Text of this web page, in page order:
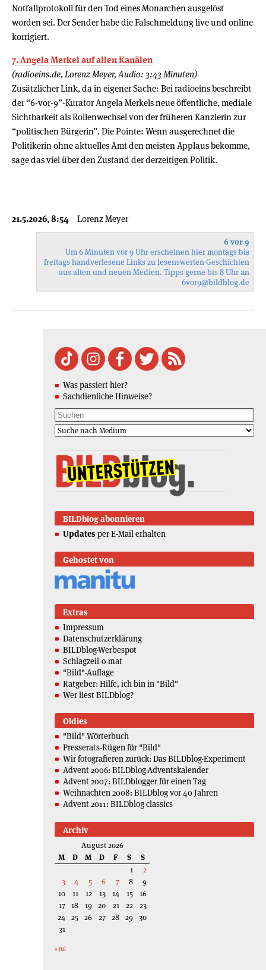
Notfallprotokoll für den Tod eines Monarchen ausgelöst
worden sei. Der Sender habe die Falschmeldung live und online
korrigiert.
7. Angela Merkel auf allen Kanälen
(radioeins.de, Lorenz Meyer, Audio: 3:43 Minuten)
Zusätzlicher Link, da in eigener Sache: Bei radioeins beschreibt
der “6-vor-9”-Kurator Angela Merkels neue öffentliche, mediale
Sichtbarkeit als Rollenwechsel von der früheren Kanzlerin zur
“politischen Bürgerin”. Die Pointe: Wenn ausgerechnet die
Politikerin ohne aktuelles Amt den meisten Applaus bekomme,
sage das viel über den Zustand der derzeitigen Politik.
21.5.2026, 8:54 Lorenz Meyer
6 vor 9
Um 6 Minuten vor 9 Uhr erscheinen hier montags bis
freitags handverlesene Links zu lesenswerten Geschichten
aus alten und neuen Medien. Tipps gerne bis 8 Uhr an
6vor9@bildblog.de
Was passiert hier?
Sachdienliche Hinweise?
BILDblog abonnieren
Updates per E-Mail erhalten
Gehostet von
Extras
Impressum
Datenschutzerklärung
BILDblog-Werbespot
Schlagzeil-o-mat
"Bild"-Auflage
Ratgeber: Hilfe, ich bin in "Bild"
Wer liest BILDblog?
Oldies
"Bild"-Wörterbuch
Presserats-Rügen für "Bild"
Wir fotografieren zurück: Das BILDblog-Experiment
Advent 2006: BILDblog-Adventskalender
Advent 2007: BILDblogger für einen Tag
Weihnachten 2008: BILDblog vor 40 Jahren
Advent 2011: BILDblog classics
Archiv
August 2026
M
D M D F S
S
1
2
3
4 5 6 7 8
9
10
11 12 13 14 15
16
17 18 19 20 21 22
23
24 25 26 27 28 29 30
31
« Jul